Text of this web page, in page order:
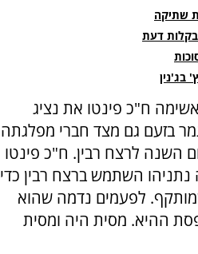
שתיקה
בקלות דעת
בג'נין
ח"כ פינטו את נציג
בזעם גם מצד חברי מפלגתה
השנה לרצח רבין. ח"כ פינטו
השתמש ברצח רבין כדי
לפעמים נדמה שהוא
ההיא. מסית היה ומסית